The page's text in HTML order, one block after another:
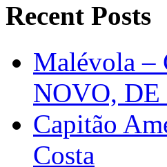
Recent Posts
Malévola –
NOVO,
Capitão
Costa